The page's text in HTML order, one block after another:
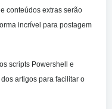
conteúdos extras serão
incrível para postagem
scripts Powershell e
artigos para facilitar o